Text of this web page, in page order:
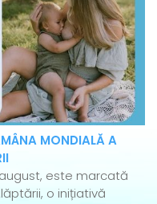
MONDIALĂ A
este marcată
o inițiativă